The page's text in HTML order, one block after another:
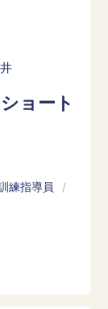
ョート
練指導員
/